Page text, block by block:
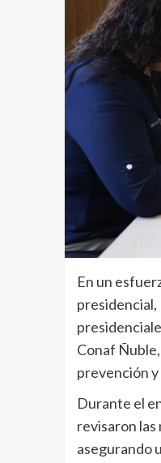
En un
presidencial,
Conaf
prevención
Durante el
revisaron las
asegurando